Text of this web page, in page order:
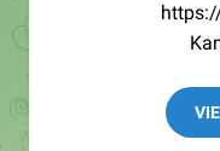
Best